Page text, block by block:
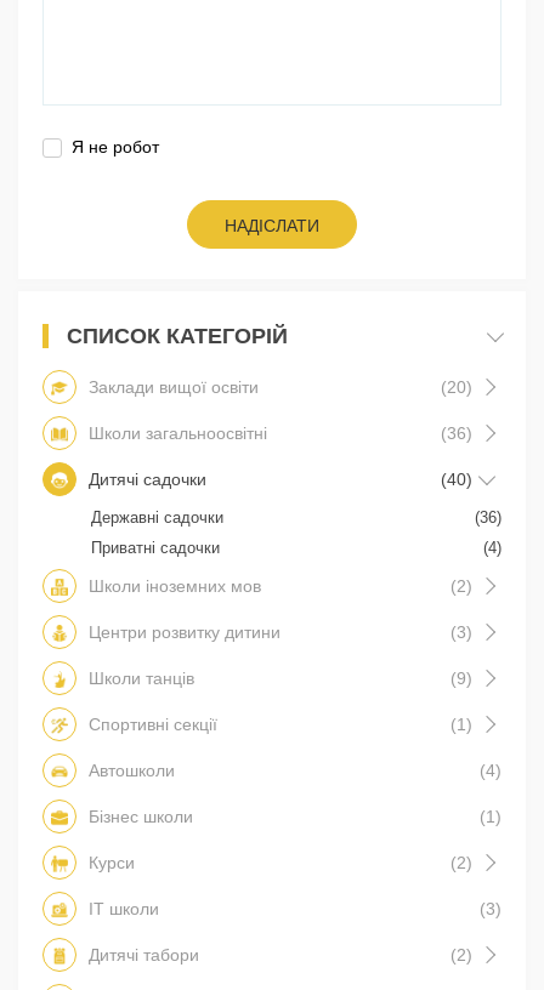
Я не робот
НАДІСЛАТИ
СПИСОК КАТЕГОРІЙ
Заклади вищої освіти (20)
Школи загальноосвітні (36)
Дитячі садочки (40)
Державні садочки
(36)
Приватні садочки
(4)
Школи іноземних мов (2)
Центри розвитку дитини (3)
Школи танців (9)
Спортивні секції (1)
Автошколи (4)
Бізнес школи (1)
Курси (2)
IT школи (3)
Дитячі табори (2)